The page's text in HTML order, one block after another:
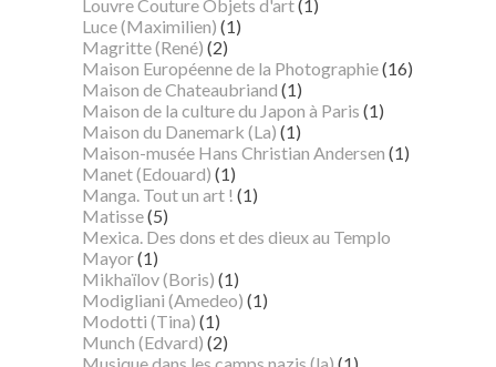
Louvre Couture Objets d'art(1)
Luce (Maximilien) (1)
Magritte (René) (2)
Maison Européenne de la Photographie(16)
Maison de Chateaubriand (1)
Maison de la culture du Japon à Paris (1)
Maison du Danemark (La) (1)
Maison-musée Hans Christian Andersen (1)
Manet (Edouard) (1)
Manga. Tout un art ! (1)
Matisse(5)
Mexica. Des dons et des dieux au Templo
Mayor(1)
Mikhaïlov (Boris) (1)
Modigliani (Amedeo) (1)
Modotti (Tina) (1)
Munch (Edvard) (2)